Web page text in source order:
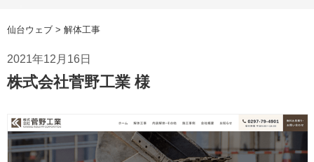
仙台ウェブ > 解体工事
2021年12月16日
株式会社菅野工業 様